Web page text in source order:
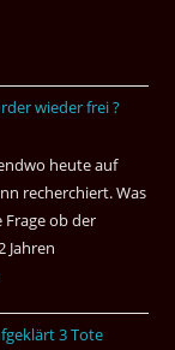
wieder frei ?
heute auf
recherchiert. Was
ob der
Jahren
3 Tote